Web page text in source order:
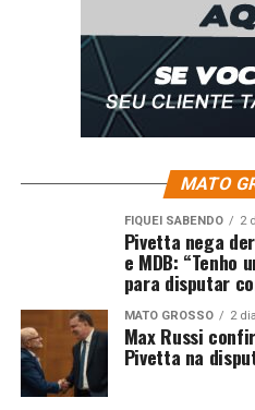
MATO
FIQUEI SABENDO 2
Pivetta nega
e MDB: “Tenho
para disputar
MATO GROSSO 2
Max Russi
Pivetta na